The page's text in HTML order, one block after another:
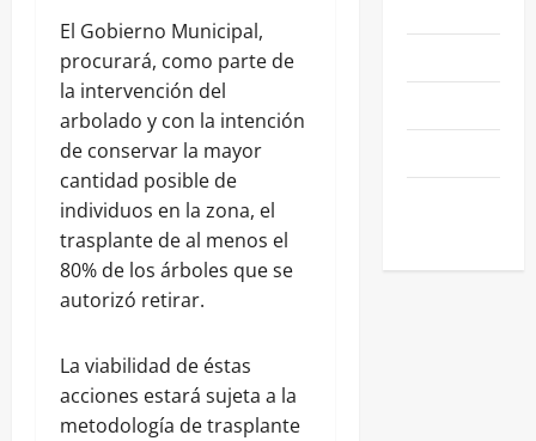
El Gobierno Municipal,
procurará, como parte de
la intervención del
arbolado y con la intención
de conservar la mayor
cantidad posible de
individuos en la zona, el
trasplante de al menos el
80% de los árboles que se
autorizó retirar.
La viabilidad de éstas
acciones estará sujeta a la
metodología de trasplante